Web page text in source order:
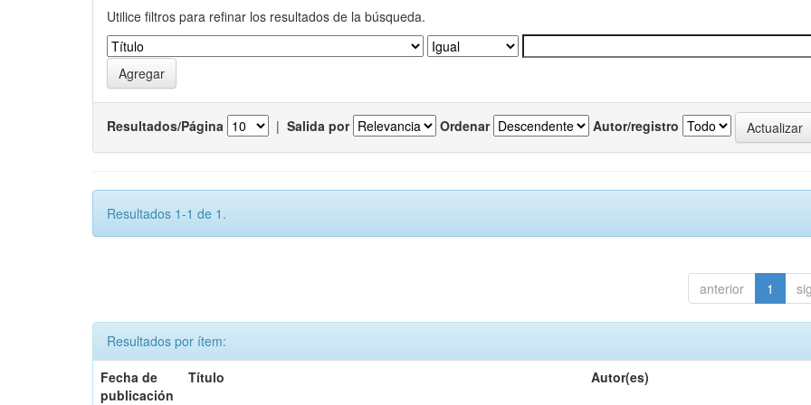
Utilice filtros para refinar los resultados de la búsqueda.
Resultados/Página | Salida por Ordenar Autor/registro
Resultados 1-1 de 1.
anterior 1
Resultados por ítem:
Fecha de
publicación
Título Autor(es)